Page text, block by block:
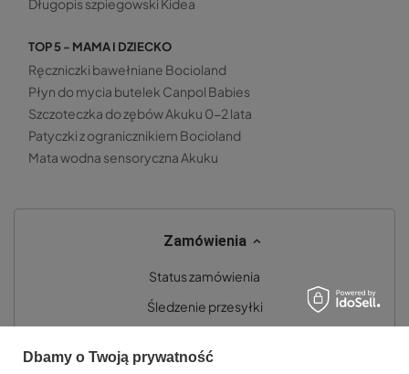
Długopis szpiegowski Kidea
TOP 5 - MAMA I DZIECKO
Ręczniczki bawełniane Bocioland
Płyn do mycia butelek Canpol Babies
Szczoteczka do zębów Akuku 0-2 lata
Patyczki z ogranicznikiem Bocioland
Mata wodna sensoryczna Akuku
Zamówienia
Status zamówienia
Śledzenie przesyłki
Chcę zwrócić produkt
Dbamy o Twoją prywatność